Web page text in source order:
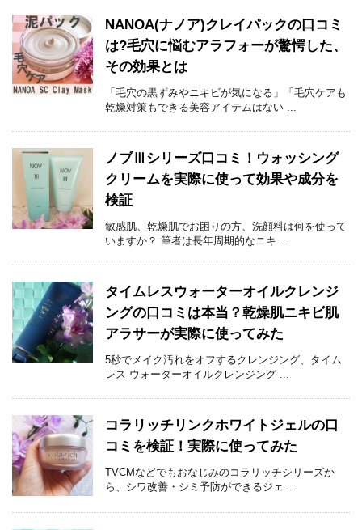
NANOA(ナノア)クレイパックの口コミ
は?毛穴に悩むアラフォーが驚愕した、
その効果とは
「毛穴の黒ずみやニキビが気になる」「毛穴ケアも
乾燥対策もできる美容アイテムはない ...
ノブⅢシリーズ口コミ！ウォッシング
クリームを実際に使って効果や成分を
検証
敏感肌、乾燥肌でお困りの方、洗顔料は何を使って
いますか？ 筆者は長年周期的なニキ ...
タイムレスウォーターオイルクレンジ
ングの口コミは本当？乾燥肌ニキビ肌
アラサーが実際に使ってみた
5秒でメイク汚れをオフするクレンジング、タイム
レス ウォーターオイルクレンジング ...
コラリッチリンクホワイトジェルの口
コミを検証！実際に使ってみた
TVCMなどでもおなじみのコラリッチシリーズか
ら、シワ改善・シミ予防ができるジェ ...